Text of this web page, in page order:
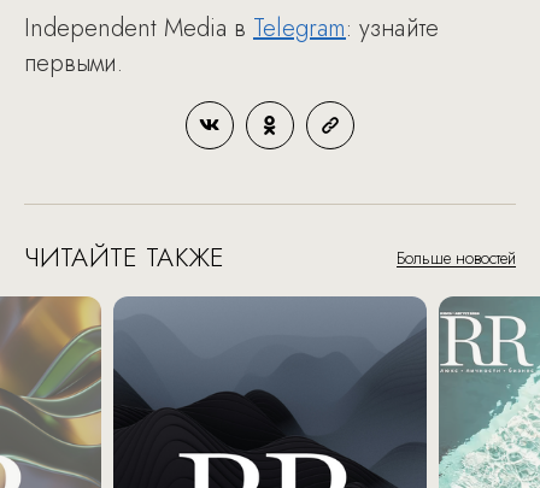
Independent Media в Telegram: узнайте
первыми.​
ЧИТАЙТЕ ТАКЖЕ Больше новостей